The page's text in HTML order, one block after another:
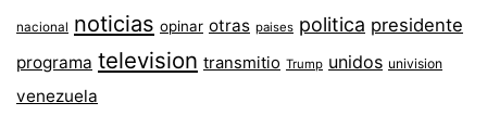
nacional noticias opinar otras paises politica presidente
programa television transmitio Trump unidos univision
venezuela